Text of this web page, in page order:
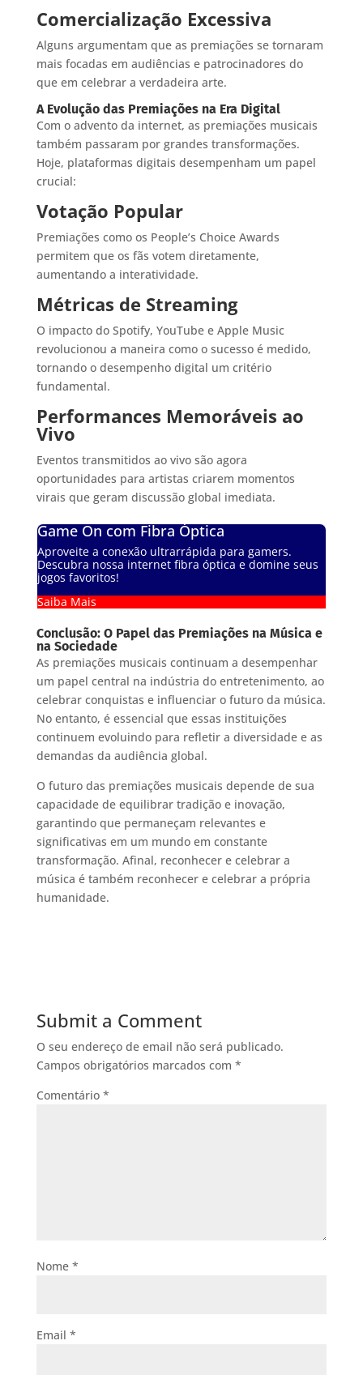
Comercialização Excessiva
Alguns argumentam que as premiações se tornaram
mais focadas em audiências e patrocinadores do
que em celebrar a verdadeira arte.
A Evolução das Premiações na Era Digital
Com o advento da internet, as premiações musicais
também passaram por grandes transformações.
Hoje, plataformas digitais desempenham um papel
crucial:
Votação Popular
Premiações como os People’s Choice Awards
permitem que os fãs votem diretamente,
aumentando a interatividade.
Métricas de Streaming
O impacto do Spotify, YouTube e Apple Music
revolucionou a maneira como o sucesso é medido,
tornando o desempenho digital um critério
fundamental.
Performances Memoráveis ao
Vivo
Eventos transmitidos ao vivo são agora
oportunidades para artistas criarem momentos
virais que geram discussão global imediata.
Game On com Fibra Óptica
Aproveite a conexão ultrarrápida para gamers.
Descubra nossa internet fibra óptica e domine seus
jogos favoritos!
Saiba Mais
Conclusão: O Papel das Premiações na Música e
na Sociedade
As premiações musicais continuam a desempenhar
um papel central na indústria do entretenimento, ao
celebrar conquistas e influenciar o futuro da música.
No entanto, é essencial que essas instituições
continuem evoluindo para refletir a diversidade e as
demandas da audiência global.
O futuro das premiações musicais depende de sua
capacidade de equilibrar tradição e inovação,
garantindo que permaneçam relevantes e
significativas em um mundo em constante
transformação. Afinal, reconhecer e celebrar a
música é também reconhecer e celebrar a própria
humanidade.
Submit a Comment
O seu endereço de email não será publicado.
Campos obrigatórios marcados com *
Comentário *
Nome *
Email *